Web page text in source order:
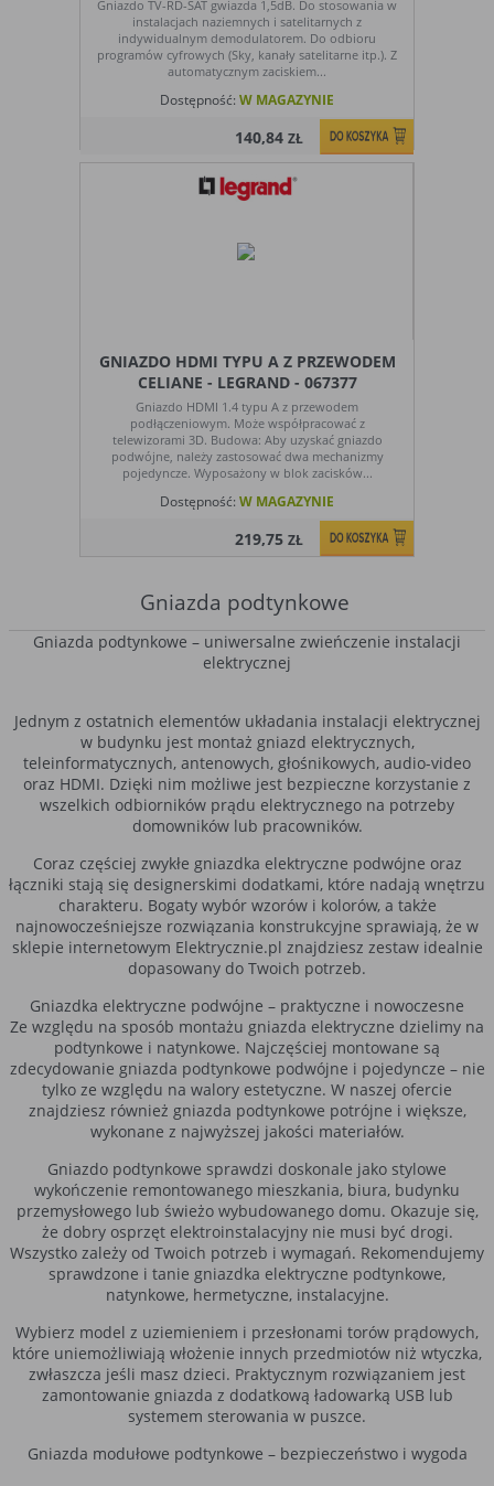
Gniazdo TV-RD-SAT gwiazda 1,5dB. Do stosowania w
instalacjach naziemnych i satelitarnych z
indywidualnym demodulatorem. Do odbioru
programów cyfrowych (Sky, kanały satelitarne itp.). Z
automatycznym zaciskiem...
Dostępność: W MAGAZYNIE
140,84ZŁ
GNIAZDO HDMI TYPU A Z PRZEWODEM
CELIANE - LEGRAND - 067377
Gniazdo HDMI 1.4 typu A z przewodem
podłączeniowym. Może współpracować z
telewizorami 3D. Budowa: Aby uzyskać gniazdo
podwójne, należy zastosować dwa mechanizmy
pojedyncze. Wyposażony w blok zacisków...
Dostępność: W MAGAZYNIE
219,75ZŁ
Gniazda podtynkowe
Gniazda podtynkowe – uniwersalne zwieńczenie instalacji
elektrycznej
Jednym z ostatnich elementów układania instalacji elektrycznej
w budynku jest montaż gniazd elektrycznych,
teleinformatycznych, antenowych, głośnikowych, audio-video
oraz HDMI. Dzięki nim możliwe jest bezpieczne korzystanie z
wszelkich odbiorników prądu elektrycznego na potrzeby
domowników lub pracowników.
Coraz częściej zwykłe gniazdka elektryczne podwójne oraz
łączniki stają się designerskimi dodatkami, które nadają wnętrzu
charakteru. Bogaty wybór wzorów i kolorów, a także
najnowocześniejsze rozwiązania konstrukcyjne sprawiają, że w
sklepie internetowym Elektrycznie.pl znajdziesz zestaw idealnie
dopasowany do Twoich potrzeb.
Gniazdka elektryczne podwójne – praktyczne i nowoczesne
Ze względu na sposób montażu gniazda elektryczne dzielimy na
podtynkowe i natynkowe. Najczęściej montowane są
zdecydowanie gniazda podtynkowe podwójne i pojedyncze – nie
tylko ze względu na walory estetyczne. W naszej ofercie
znajdziesz również gniazda podtynkowe potrójne i większe,
wykonane z najwyższej jakości materiałów.
Gniazdo podtynkowe sprawdzi doskonale jako stylowe
wykończenie remontowanego mieszkania, biura, budynku
przemysłowego lub świeżo wybudowanego domu. Okazuje się,
że dobry osprzęt elektroinstalacyjny nie musi być drogi.
Wszystko zależy od Twoich potrzeb i wymagań. Rekomendujemy
sprawdzone i tanie gniazdka elektryczne podtynkowe,
natynkowe, hermetyczne, instalacyjne.
Wybierz model z uziemieniem i przesłonami torów prądowych,
które uniemożliwiają włożenie innych przedmiotów niż wtyczka,
zwłaszcza jeśli masz dzieci. Praktycznym rozwiązaniem jest
zamontowanie gniazda z dodatkową ładowarką USB lub
systemem sterowania w puszce.
Gniazda modułowe podtynkowe – bezpieczeństwo i wygoda